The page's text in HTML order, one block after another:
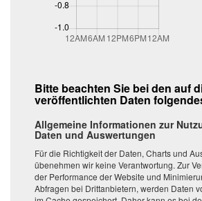
Bitte beachten Sie bei den auf
veröffentlichten Daten
Allgemeine Informationen zur
Daten und Auswertungen
Für die Richtigkeit der Daten, Charts und
übenehmen wir keine Verantwortung. Zur
der Performance der Website und
Abfragen bei Drittanbietern, werden Daten